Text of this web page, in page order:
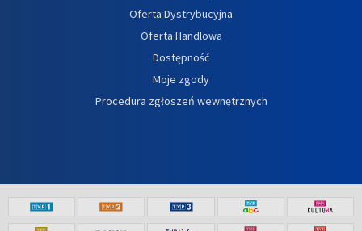
Oferta Dystrybucyjna
Oferta Handlowa
Dostępność
Moje zgody
Procedura zgłoszeń wewnętrznych